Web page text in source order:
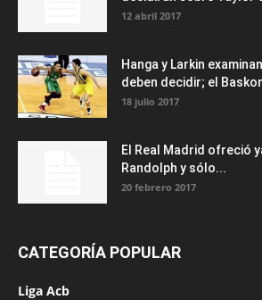
12 abril 2017
Hanga y Larkin
deben decidir; el
18 julio 2017
El Real Madrid ofreció
Randolph y sólo...
20 febrero 2017
CATEGORÍA POPULAR
Liga Acb